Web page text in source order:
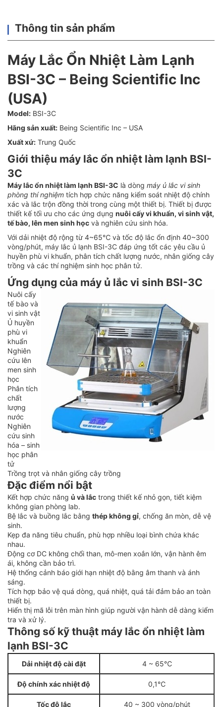
Thông tin sản phẩm
Máy Lắc Ổn Nhiệt Làm Lạnh
BSI-3C – Being Scientific Inc
(USA)
Model: BSI-3C
Hãng sản xuất: Being Scientific Inc – USA
Xuất xứ: Trung Quốc
Giới thiệu máy lắc ổn nhiệt làm lạnh BSI-
3C
Máy lắc ổn nhiệt làm lạnh BSI-3C là dòng máy ủ lắc vi sinh
phòng thí nghiệm tích hợp chức năng kiểm soát nhiệt độ chính
xác và lắc trộn đồng thời trong cùng một thiết bị. Thiết bị được
thiết kế tối ưu cho các ứng dụng nuôi cấy vi khuẩn, vi sinh vật,
tế bào, lên men sinh học và nghiên cứu sinh hóa.
Với dải nhiệt độ rộng từ 4~65℃ và tốc độ lắc ổn định 40~300
vòng/phút, máy lắc ủ lạnh BSI-3C đáp ứng tốt các yêu cầu ủ
huyền phù vi khuẩn, phân tích chất lượng nước, nhân giống cây
trồng và các thí nghiệm sinh học phân tử.
Ứng dụng của máy ủ lắc vi sinh BSI-3C
Nuôi cấy
tế bào và
vi sinh vật
Ủ huyền
phù vi
khuẩn
Nghiên
cứu lên
men sinh
học
Phân tích
chất
lượng
nước
Nghiên
cứu sinh
hóa – sinh
học phân
tử
Trồng trọt và nhân giống cây trồng
Đặc điểm nổi bật
Kết hợp chức năng ủ và lắc trong thiết kế nhỏ gọn, tiết kiệm
không gian phòng lab.
Bệ lắc và buồng lắc bằng thép không gỉ, chống ăn mòn, dễ vệ
sinh.
Kẹp đa năng tiêu chuẩn, phù hợp nhiều loại bình chứa khác
nhau.
Động cơ DC không chổi than, mô-men xoắn lớn, vận hành êm
ái, không cần bảo trì.
Hệ thống cảnh báo giới hạn nhiệt độ bằng âm thanh và ánh
sáng.
Tích hợp bảo vệ quá dòng, quá nhiệt, quá tải đảm bảo an toàn
thiết bị.
Hiển thị mã lỗi trên màn hình giúp người vận hành dễ dàng kiểm
tra và xử lý.
Thông số kỹ thuật máy lắc ổn nhiệt làm
lạnh BSI-3C
Dải nhiệt độ cài đặt 4 ~ 65℃
Độ chính xác nhiệt độ 0,1℃
Tốc độ lắc 40 ~ 300 vòng/phút